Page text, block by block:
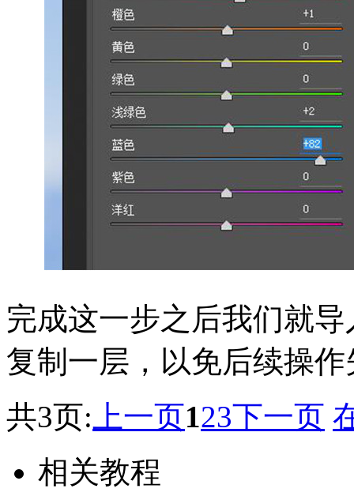
完成这一步之后我们就
复制一层，以免后续操
共3页: 上一页123下一页
相关教程